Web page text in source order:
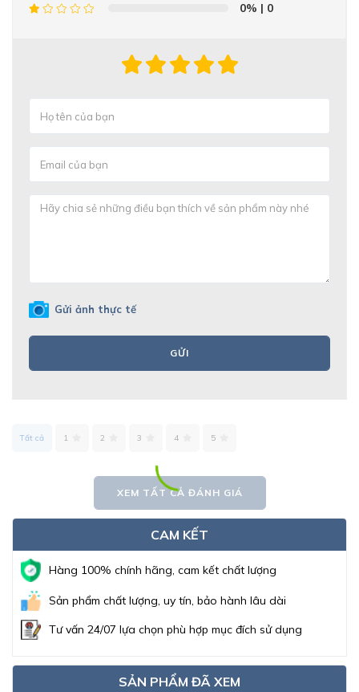
0% | 0
Gửi ảnh thực tế
GỬI
Tất cả 1 2 3 4 5
XEM TẤT CẢ ĐÁNH GIÁ
CAM KẾT
Hàng 100% chính hãng, cam kết chất lượng
Sản phẩm chất lượng, uy tín, bảo hành lâu dài
Tư vấn 24/07 lựa chọn phù hợp mục đích sử dụng
SẢN PHẨM ĐÃ XEM